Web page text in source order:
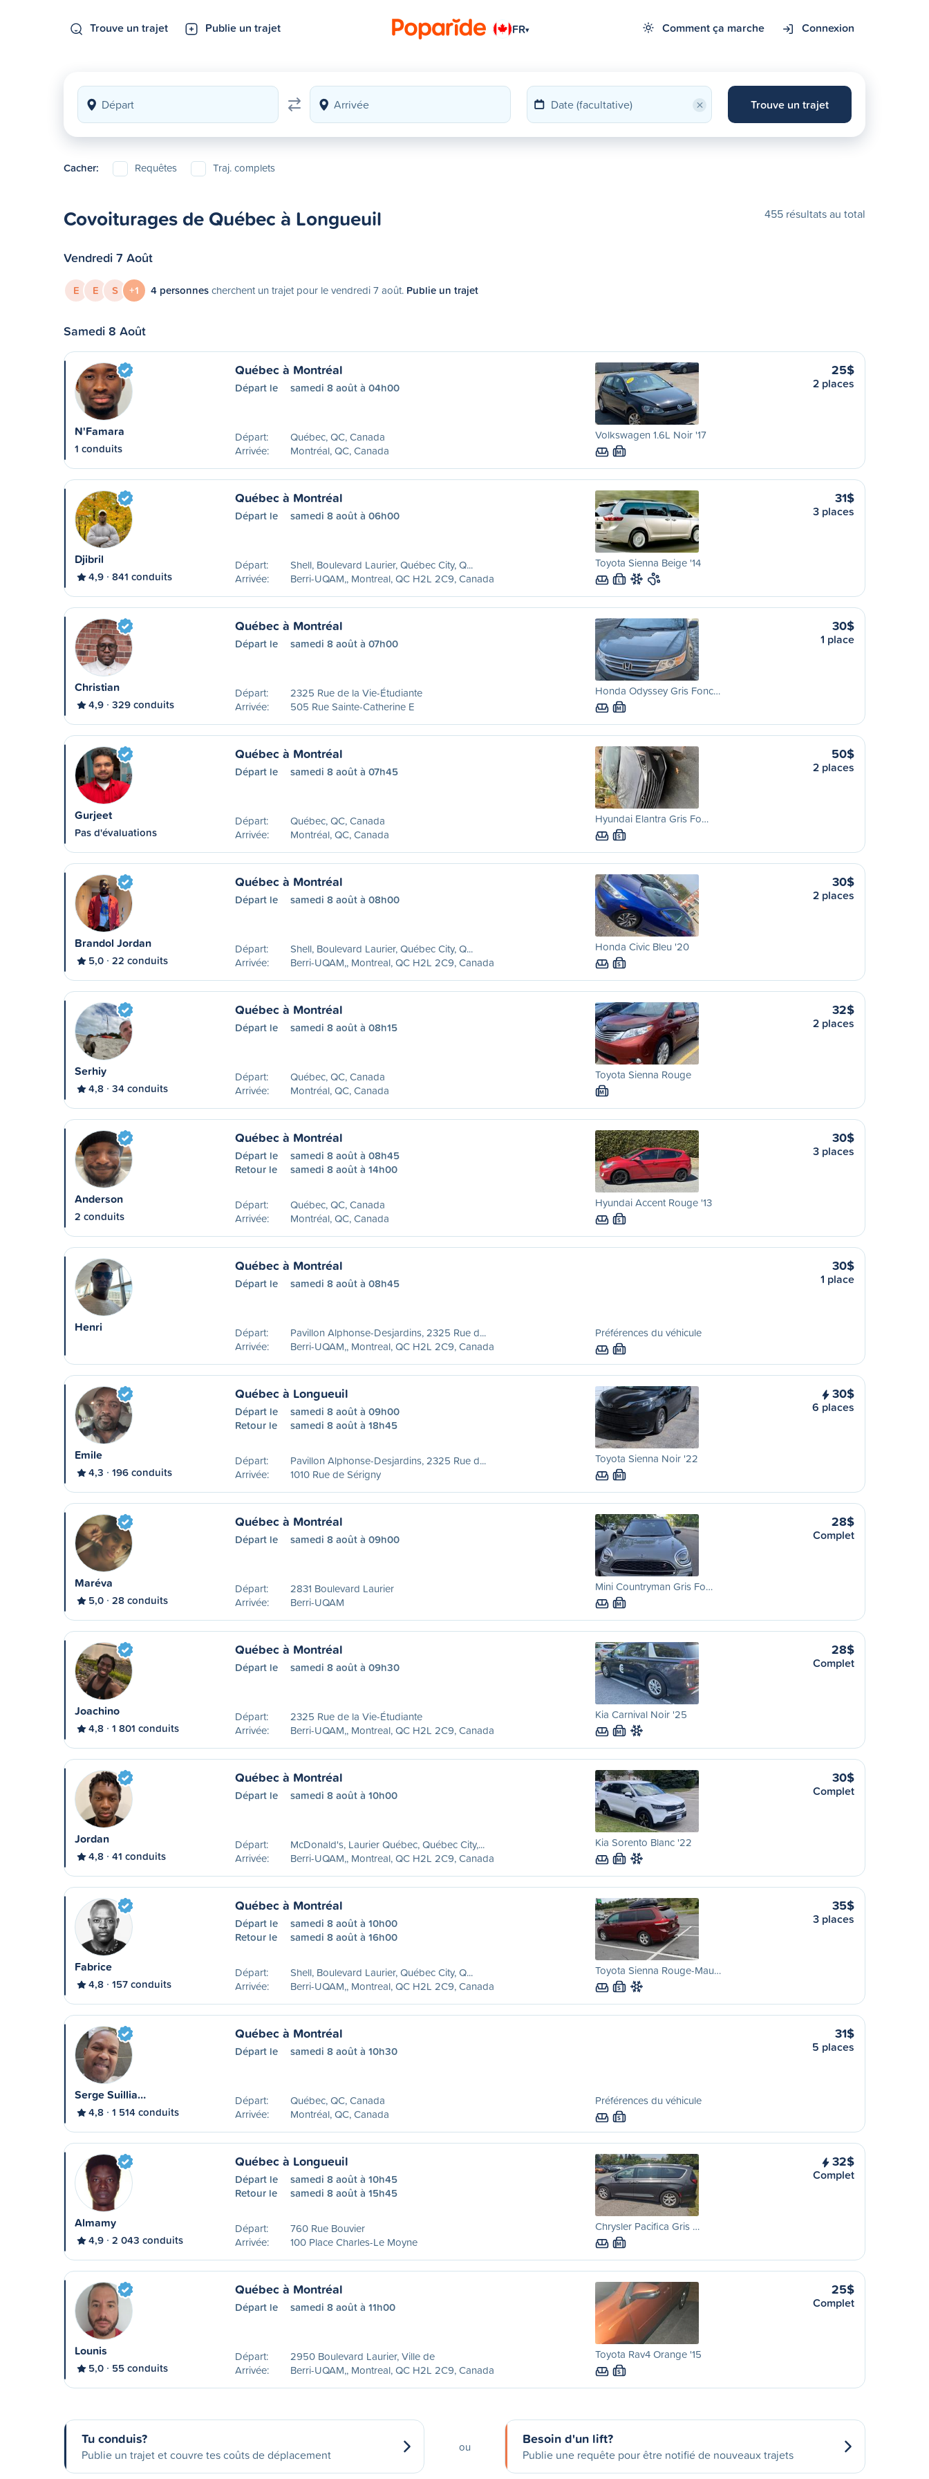
Trouve un trajet Publie un trajet FR▾ Comment ça marche Connexion
× Trouve un trajet
Cacher: Requêtes Traj. complets
Covoiturages de Québec à Longueuil 455 résultats au total
Vendredi 7 Août
E E S +1 4 personnescherchent un trajet pour le vendredi 7 août. Publie un trajet
Samedi 8 Août
N'Famara
1 conduits
Québec à Montréal
Départ le samedi 8 août à 04h00
Départ:
Québec, QC, Canada
Arrivée:
Montréal, QC, Canada
Volkswagen 1.6L Noir '17
M
25$
2 places
Djibril
4,9 841 conduits
Québec à Montréal
Départ le samedi 8 août à 06h00
Départ:
Shell, Boulevard Laurier, Québec City, Q...
Arrivée:
Berri-UQAM,, Montreal, QC H2L 2C9, Canada
Toyota Sienna Beige '14
L
31$
3 places
Christian
4,9 329 conduits
Québec à Montréal
Départ le samedi 8 août à 07h00
Départ:
2325 Rue de la Vie-Étudiante
Arrivée:
505 Rue Sainte-Catherine E
Honda Odyssey Gris Fonc…
M
30$
1 place
Gurjeet
Pas d'évaluations
Québec à Montréal
Départ le samedi 8 août à 07h45
Départ:
Québec, QC, Canada
Arrivée:
Montréal, QC, Canada
Hyundai Elantra Gris Fo…
S
50$
2 places
Brandol Jordan
5,0 22 conduits
Québec à Montréal
Départ le samedi 8 août à 08h00
Départ:
Shell, Boulevard Laurier, Québec City, Q...
Arrivée:
Berri-UQAM,, Montreal, QC H2L 2C9, Canada
Honda Civic Bleu '20
S
30$
2 places
Serhiy
4,8 34 conduits
Québec à Montréal
Départ le samedi 8 août à 08h15
Départ:
Québec, QC, Canada
Arrivée:
Montréal, QC, Canada
Toyota Sienna Rouge
M
32$
2 places
Anderson
2 conduits
Québec à Montréal
Départ le
samedi 8 août à 08h45
Retour le
samedi 8 août à 14h00
Départ:
Québec, QC, Canada
Arrivée:
Montréal, QC, Canada
Hyundai Accent Rouge '13
S
30$
3 places
Henri
Québec à Montréal
Départ le samedi 8 août à 08h45
Départ:
Pavillon Alphonse-Desjardins, 2325 Rue d...
Arrivée:
Berri-UQAM,, Montreal, QC H2L 2C9, Canada
Préférences du véhicule
M
30$
1 place
Emile
4,3 196 conduits
Québec à Longueuil
Départ le
samedi 8 août à 09h00
Retour le
samedi 8 août à 18h45
Départ:
Pavillon Alphonse-Desjardins, 2325 Rue d...
Arrivée:
1010 Rue de Sérigny
Toyota Sienna Noir '22
M
30$
6 places
Maréva
5,0 28 conduits
Québec à Montréal
Départ le samedi 8 août à 09h00
Départ:
2831 Boulevard Laurier
Arrivée:
Berri-UQAM
Mini Countryman Gris Fo…
M
28$
Complet
Joachino
4,8 1 801 conduits
Québec à Montréal
Départ le samedi 8 août à 09h30
Départ:
2325 Rue de la Vie-Étudiante
Arrivée:
Berri-UQAM,, Montreal, QC H2L 2C9, Canada
Kia Carnival Noir '25
M
28$
Complet
Jordan
4,8 41 conduits
Québec à Montréal
Départ le samedi 8 août à 10h00
Départ:
McDonald's, Laurier Québec, Québec City,...
Arrivée:
Berri-UQAM,, Montreal, QC H2L 2C9, Canada
Kia Sorento Blanc '22
M
30$
Complet
Fabrice
4,8 157 conduits
Québec à Montréal
Départ le
samedi 8 août à 10h00
Retour le
samedi 8 août à 16h00
Départ:
Shell, Boulevard Laurier, Québec City, Q...
Arrivée:
Berri-UQAM,, Montreal, QC H2L 2C9, Canada
Toyota Sienna Rouge-Mau…
S
35$
3 places
Serge Suillia…
4,8 1 514 conduits
Québec à Montréal
Départ le samedi 8 août à 10h30
Départ:
Québec, QC, Canada
Arrivée:
Montréal, QC, Canada
Préférences du véhicule
S
31$
5 places
Almamy
4,9 2 043 conduits
Québec à Longueuil
Départ le
samedi 8 août à 10h45
Retour le
samedi 8 août à 15h45
Départ:
760 Rue Bouvier
Arrivée:
100 Place Charles-Le Moyne
Chrysler Pacifica Gris …
M
32$
Complet
Lounis
5,0 55 conduits
Québec à Montréal
Départ le samedi 8 août à 11h00
Départ:
2950 Boulevard Laurier, Ville de
Arrivée:
Berri-UQAM,, Montreal, QC H2L 2C9, Canada
Toyota Rav4 Orange '15
S
25$
Complet
Tu conduis?
Publie un trajet et couvre tes coûts de déplacement
ou Besoin d'un lift?
Publie une requête pour être notifié de nouveaux trajets